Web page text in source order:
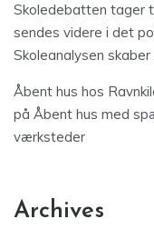
Skoledebatten tager
sendes videre i det
Skoleanalysen
Åbent hus hos
på Åbent hus med
værksteder
Archives